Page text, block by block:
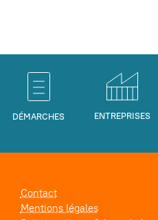
DÉMARCHES ENTREPRISES
Contact
Mentions légales